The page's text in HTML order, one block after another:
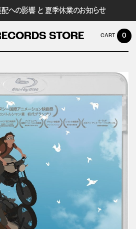
への影響 と 夏季休業のお知らせ
STORE 0